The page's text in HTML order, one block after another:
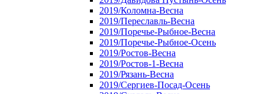
2019/Коломна-Весна
2019/Переславль-Весна
2019/Поречье-Рыбное-Весна
2019/Поречье-Рыбное-Осень
2019/Ростов-Весна
2019/Ростов-1-Весна
2019/Рязань-Весна
2019/Сергиев-Посад-Осень